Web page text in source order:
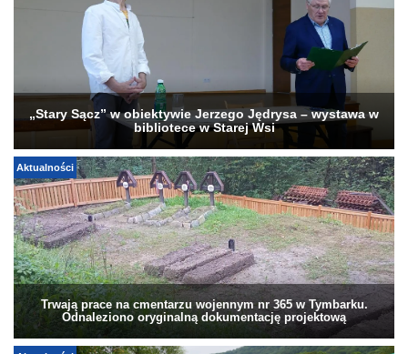
„Stary Sącz” w obiektywie Jerzego Jędrysa – wystawa w
bibliotece w Starej Wsi
Aktualności
Trwają prace na cmentarzu wojennym nr 365 w Tymbarku.
Odnaleziono oryginalną dokumentację projektową